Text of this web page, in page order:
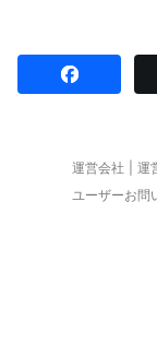
運営会社 運
ユーザーお問